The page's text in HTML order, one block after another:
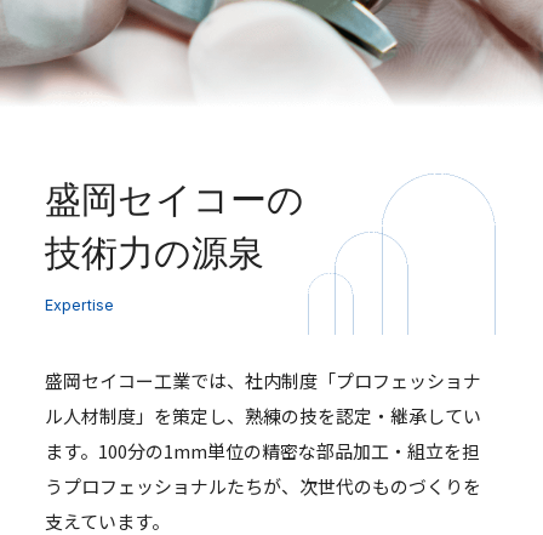
盛岡セイコーの
技術力の源泉
Expertise
盛岡セイコー工業では、社内制度「プロフェッショナ
ル人材制度」を策定し、熟練の技を認定・継承してい
ます。100分の1mm単位の精密な部品加工・組立を担
うプロフェッショナルたちが、次世代のものづくりを
支えています。